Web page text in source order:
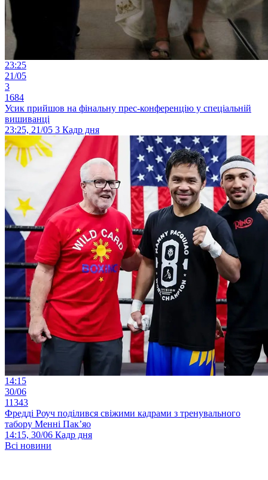
23:25
21/05
3
1684
Усик прийшов на фінальну прес-конференцію у спеціальній
вишиванці
23:25, 21/05 3 Кадр дня
14:15
30/06
11343
Фредді Роуч поділився свіжими кадрами з тренувального
табору Менні Пак’яо
14:15, 30/06 Кадр дня
Всі новини